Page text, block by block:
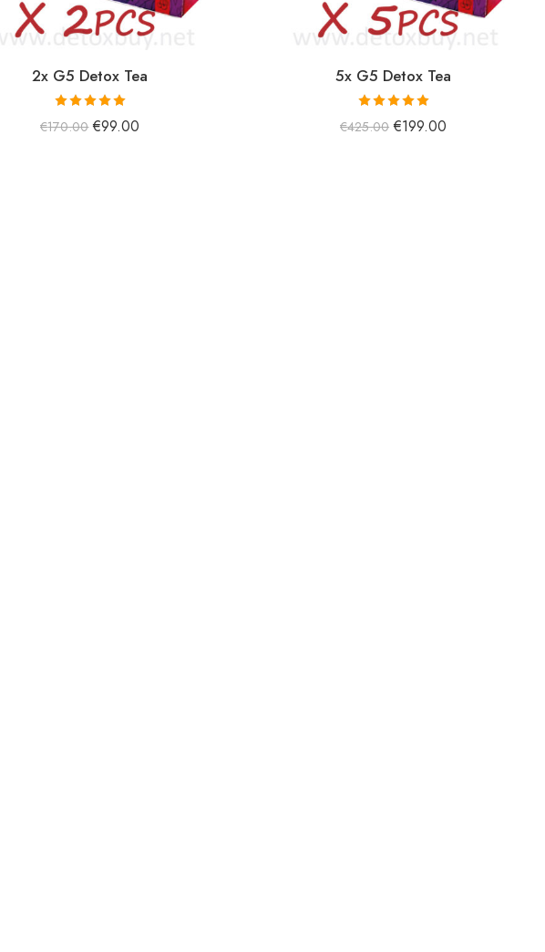
2x G5 Detox Tea
5 üzerinden
€170.00 €99.00
5x G5 Detox Tea
5 üzerinden
€425.00 €199.00